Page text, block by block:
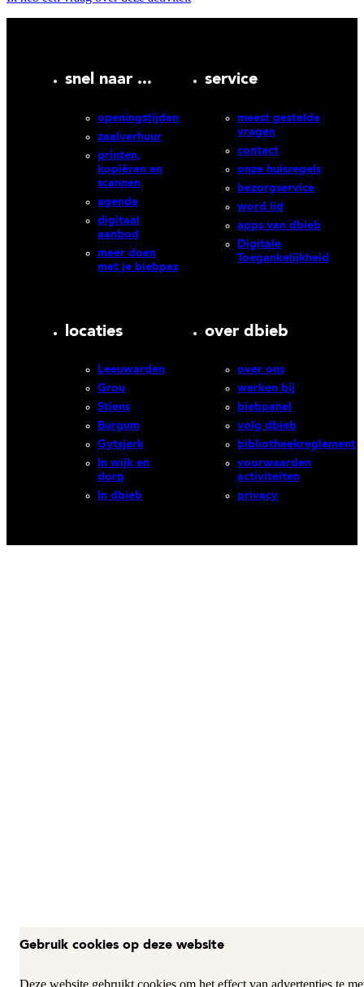
Gebruik cookies op deze website
Deze website gebruikt cookies om het effect van advertenties te
snel naar ...
openingstijden
zaalverhuur
printen,
kopiëren en
scannen
agenda
digitaal
aanbod
meer doen
met je biebpas
service
meest gestelde
vragen
contact
onze huisregels
bezorgservice
word lid
apps van dbieb
Digitale
Toegankelijkheid
locaties
Leeuwarden
Grou
Stiens
Burgum
Gytsjerk
In wijk en
dorp
In dbieb
over dbieb
over ons
werken bij
biebpanel
volg dbieb
bibliotheekreglement
voorwaarden
activiteiten
privacy